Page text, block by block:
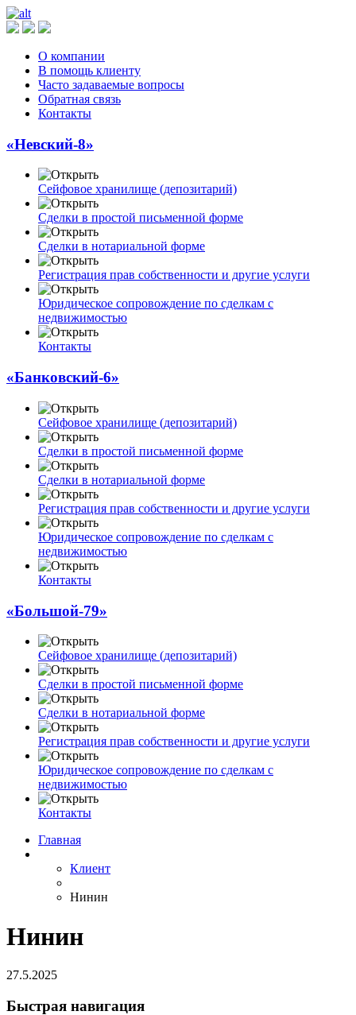
О компании
В помощь клиенту
Часто задаваемые вопросы
Обратная связь
Контакты
«Невский-8»
Сейфовое хранилище (депозитарий)
Сделки в простой письменной форме
Сделки в нотариальной форме
Регистрация прав собственности и другие услуги
Юридическое сопровождение по сделкам с
недвижимостью
Контакты
«Банковский-6»
Сейфовое хранилище (депозитарий)
Сделки в простой письменной форме
Сделки в нотариальной форме
Регистрация прав собственности и другие услуги
Юридическое сопровождение по сделкам с
недвижимостью
Контакты
«Большой-79»
Сейфовое хранилище (депозитарий)
Сделки в простой письменной форме
Сделки в нотариальной форме
Регистрация прав собственности и другие услуги
Юридическое сопровождение по сделкам с
недвижимостью
Контакты
Главная
Клиент
Нинин
Нинин
27.5.2025
Быстрая навигация